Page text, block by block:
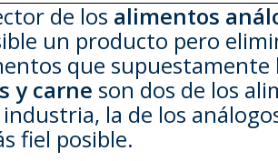
de los alimentos
un producto pero
que supuestamente
y carne son dos de los
la de los
fiel posible.